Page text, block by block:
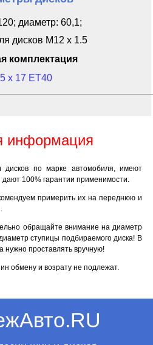
диаметр: 60,1;
дисков M12 x 1.5
комплектация
x 17 ET40
информация
по марке автомобиля, имеют
100% гарантии применимости.
примерить их на переднюю и
обращайте внимание на диаметр
ступицы подбираемого диска! В
нужно проставлять вручную!
обмену и возрату не подлежат.